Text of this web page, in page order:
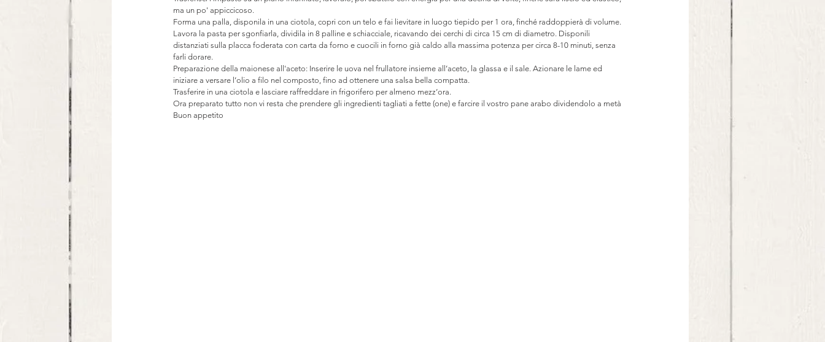
ma un po' appiccicoso.
Forma una palla, disponila in una ciotola, copri con un telo e fai lievitare in luogo tiepido per 1 ora, finché raddoppierà di volume.
Lavora la pasta per sgonfiarla, dividila in 8 palline e schiacciale, ricavando dei cerchi di circa 15 cm di diametro. Disponili
distanziati sulla placca foderata con carta da forno e cuocili in forno già caldo alla massima potenza per circa 8-10 minuti, senza
farli dorare.
Preparazione della maionese all'aceto: Inserire le uova nel frullatore insieme all’aceto, la glassa e il sale. Azionare le lame ed
iniziare a versare l’olio a filo nel composto, fino ad ottenere una salsa bella compatta.
Trasferire in una ciotola e lasciare raffreddare in frigorifero per almeno mezz’ora.
Ora preparato tutto non vi resta che prendere gli ingredienti tagliati a fette (one) e farcire il vostro pane arabo dividendolo a metà
Buon appetito